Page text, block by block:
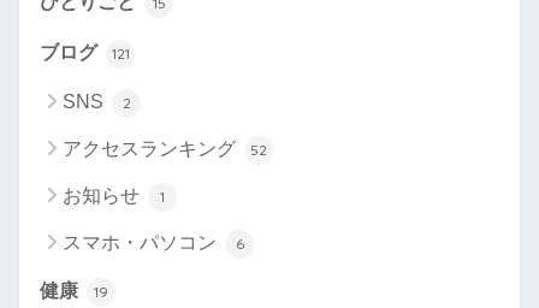
ブログ 121
SNS 2
アクセスランキング 52
お知らせ 1
スマホ・パソコン 6
健康 19